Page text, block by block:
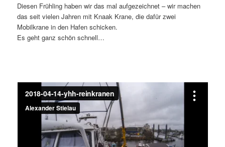
Diesen Frühling haben wir das mal aufgezeichnet – wir machen
das seit vielen Jahren mit Knaak Krane, die dafür zwei
Mobilkrane in den Hafen schicken.
Es geht ganz schön schnell…